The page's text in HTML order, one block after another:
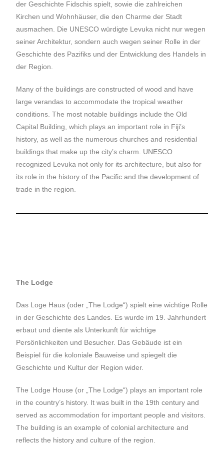
der Geschichte Fidschis spielt, sowie die zahlreichen
Kirchen und Wohnhäuser, die den Charme der Stadt
ausmachen. Die UNESCO würdigte Levuka nicht nur wegen
seiner Architektur, sondern auch wegen seiner Rolle in der
Geschichte des Pazifiks und der Entwicklung des Handels in
der Region.
Many of the buildings are constructed of wood and have
large verandas to accommodate the tropical weather
conditions. The most notable buildings include the Old
Capital Building, which plays an important role in Fiji’s
history, as well as the numerous churches and residential
buildings that make up the city’s charm. UNESCO
recognized Levuka not only for its architecture, but also for
its role in the history of the Pacific and the development of
trade in the region.
The Lodge
Das Loge Haus (oder „The Lodge“) spielt eine wichtige Rolle
in der Geschichte des Landes. Es wurde im 19. Jahrhundert
erbaut und diente als Unterkunft für wichtige
Persönlichkeiten und Besucher. Das Gebäude ist ein
Beispiel für die koloniale Bauweise und spiegelt die
Geschichte und Kultur der Region wider.
The Lodge House (or „The Lodge“) plays an important role
in the country’s history. It was built in the 19th century and
served as accommodation for important people and visitors.
The building is an example of colonial architecture and
reflects the history and culture of the region.